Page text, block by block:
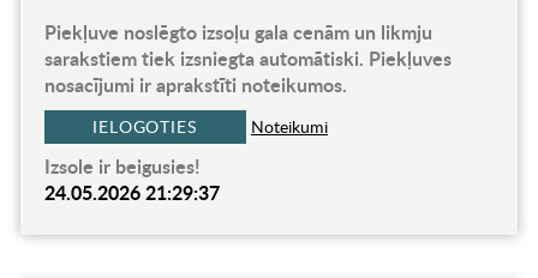
Piekļuve noslēgto izsoļu gala cenām un likmju
sarakstiem tiek izsniegta automātiski. Piekļuves
nosacījumi ir aprakstīti noteikumos.
IELOGOTIES Noteikumi
Izsole ir beigusies!
24.05.2026 21:29:37